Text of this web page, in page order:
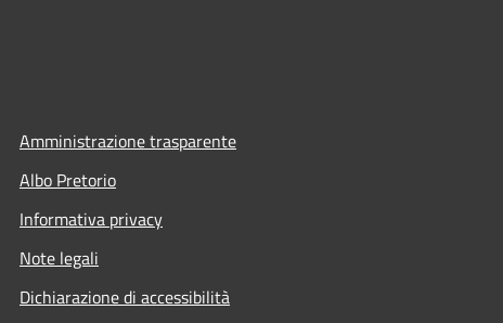
Amministrazione trasparente
Albo Pretorio
Informativa privacy
Note legali
Dichiarazione di accessibilità